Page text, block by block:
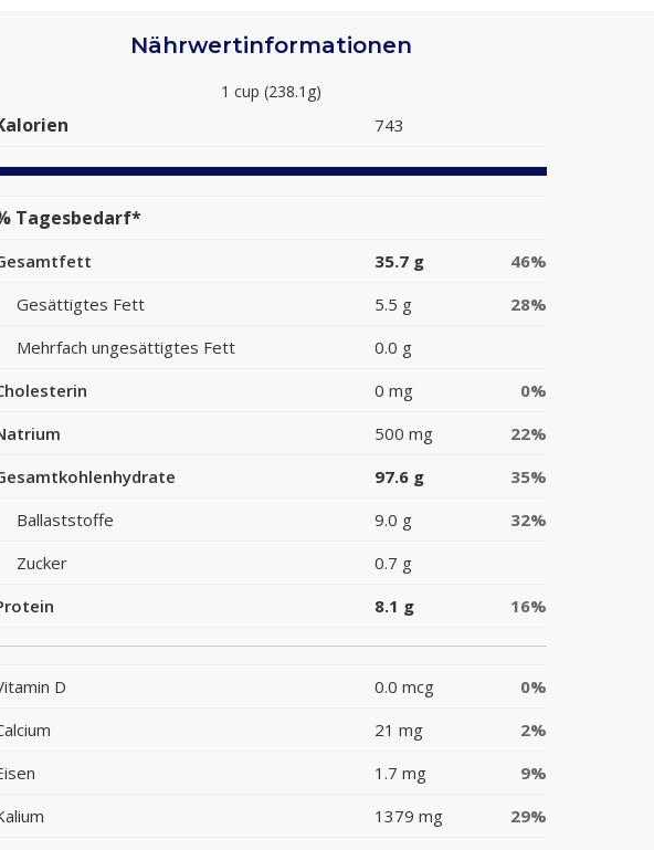
Nährwertinformationen
1 cup (238.1g)
743
Tagesbedarf*
35.7 g
46%
Gesättigtes Fett
5.5 g
28%
Mehrfach ungesättigtes Fett
0.0 g
0 mg
0%
500 mg
22%
97.6 g
35%
Ballaststoffe
9.0 g
32%
Zucker
0.7 g
8.1 g 16%
D 0.0 mcg
0%
21 mg
2%
1.7 mg
9%
1379 mg 29%